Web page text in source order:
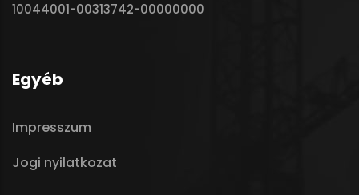
10044001-00313742-00000000
Egyéb
Impresszum
Jogi nyilatkozat